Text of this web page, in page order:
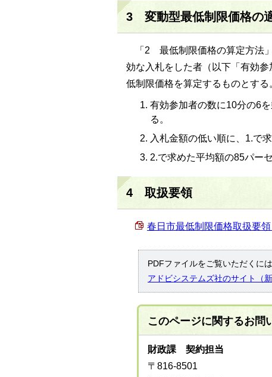
3 変動型最低制限価格の
「2 最低制限価格の算定方法
効な入札をした者（以下「有効
低制限価格を算定するものとする
有効参加者の数に10分の6
る。
入札金額の低い順に、1.で
2.で求めた平均額の85パー
4 取扱要領
春日市最低制限価格取扱要領
PDFファイルをご覧いただくに
アドビシステムズ社のサイト（
このページに関するお問
財政課 契約担当
〒816-8501